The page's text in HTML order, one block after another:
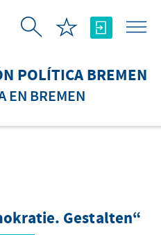
POLÍTICA BREMEN
EN BREMEN
Gestalten“